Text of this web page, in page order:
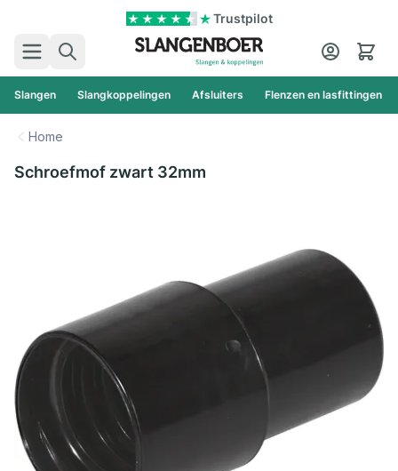
Trustpilot
Zoek
Cart
Slangen Slangkoppelingen Afsluiters Flenzen en lasfittingen
Home
Schroefmof zwart 32mm